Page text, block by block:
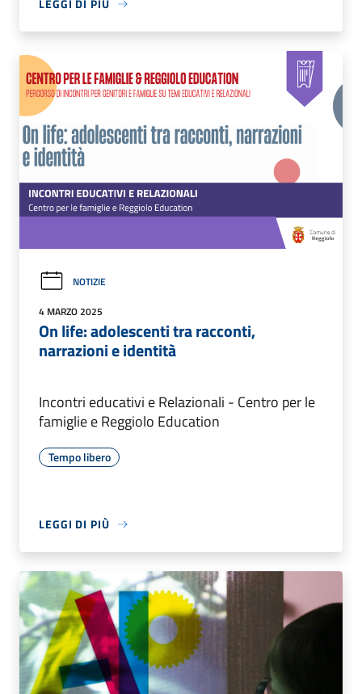
LEGGI DI PIÙ
NOTIZIE
4 MARZO 2025
On life: adolescenti tra racconti,
narrazioni e identità
Incontri educativi e Relazionali - Centro per le
famiglie e Reggiolo Education
Tempo libero
LEGGI DI PIÙ